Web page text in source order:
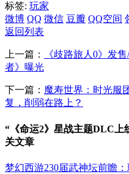
标签: 玩家
微博 QQ 微信 豆瓣 QQ空间
返回列表
上一篇：
《歧路旅人0》发
者》曝光
下一篇： 魔寿世界：时光服
复，削弱在路上？
“《命运2》星战主题DLC上
关文章
梦幻西游230届武神坛前瞻